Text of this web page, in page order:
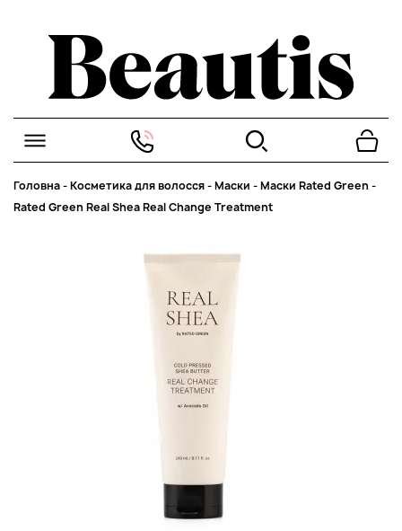
Головна-Косметика для волосся-Маски -Маски Rated Green -
Rated Green Real Shea Real Change Treatment